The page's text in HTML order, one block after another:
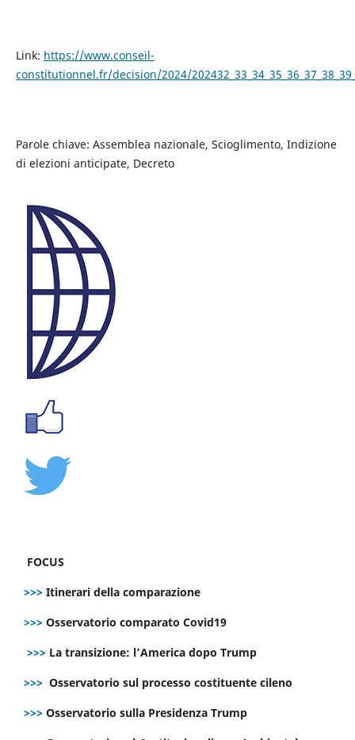
Link: https://www.conseil-
constitutionnel.fr/decision/2024/
Parole chiave: Assemblea nazionale, Scioglimento, Indizione
di elezioni anticipate, Decreto
FOCUS
>>> Itinerari della comparazione
>>> Osservatorio comparato Covid19
>>> La transizione: l’America dopo Trump
>>> Osservatorio sul processo costituente cileno
>>> Osservatorio sulla Presidenza Trump